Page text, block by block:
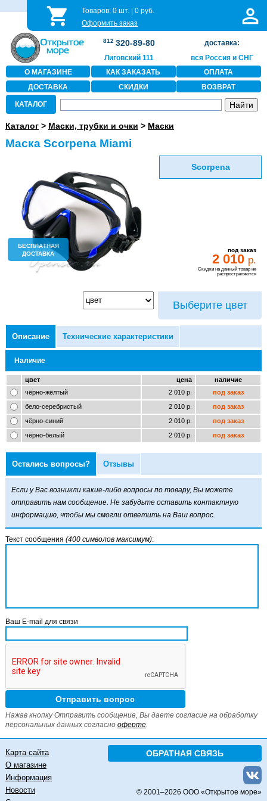
Товаров:0 шт. |0 руб.
Оформить заказ
812 320-89-80
Лиговский 111
доставка:
вся Россия и СНГ
О МАГАЗИНЕ
КАК ЗАКАЗАТЬ
ОПЛАТА
ДОСТАВКА
СКИДКИ ВОЗВРАТ
КАТАЛОГ
Каталог> Маски, трубки и очки > Маски
Маска Scorpena Miami
БЕСПЛАТНАЯ
ДОСТАВКА
Scorpena
под заказ
2 010 р.
Скидки на данный товар не
распространяются
Выберите цвет
Описание Технические характеристики
Наличие
цвет цена
наличие
чёрно-жёлтый
2 010 р.
под заказ
бело-серебристый
2 010 р.
под заказ
чёрно-синий
2 010 р.
под заказ
чёрно-белый
2 010 р. под заказ
Остались вопросы? Отзывы
Если у Вас возникли какие-либо вопросы по товару, Вы можете
отправить нам сообщение. Не забудьте оставить контактную
информацию, чтобы мы смогли ответить на Ваш вопрос.
Текст сообщения (400 символов максимум):
Ваш E-mail для связи
Нажав кнопку Отправить сообщение, Вы даете согласие на обработку
персональных данных согласно оферте.
ОБРАТНАЯ СВЯЗЬ
© 2001–2026 ООО «Открытое море»
Карта сайта
О магазине
Информация
Новости